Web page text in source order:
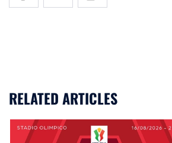
RELATED ARTICLES